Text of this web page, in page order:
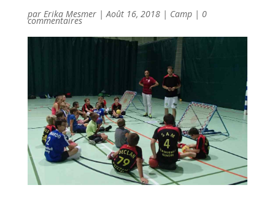
par Erika Mesmer|Août 16, 2018| Camp| 0
commentaires